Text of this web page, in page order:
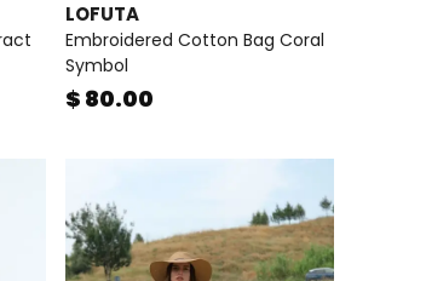
LOFUTA
Embroidered Cotton Bag Coral
Symbol
$ 80.00